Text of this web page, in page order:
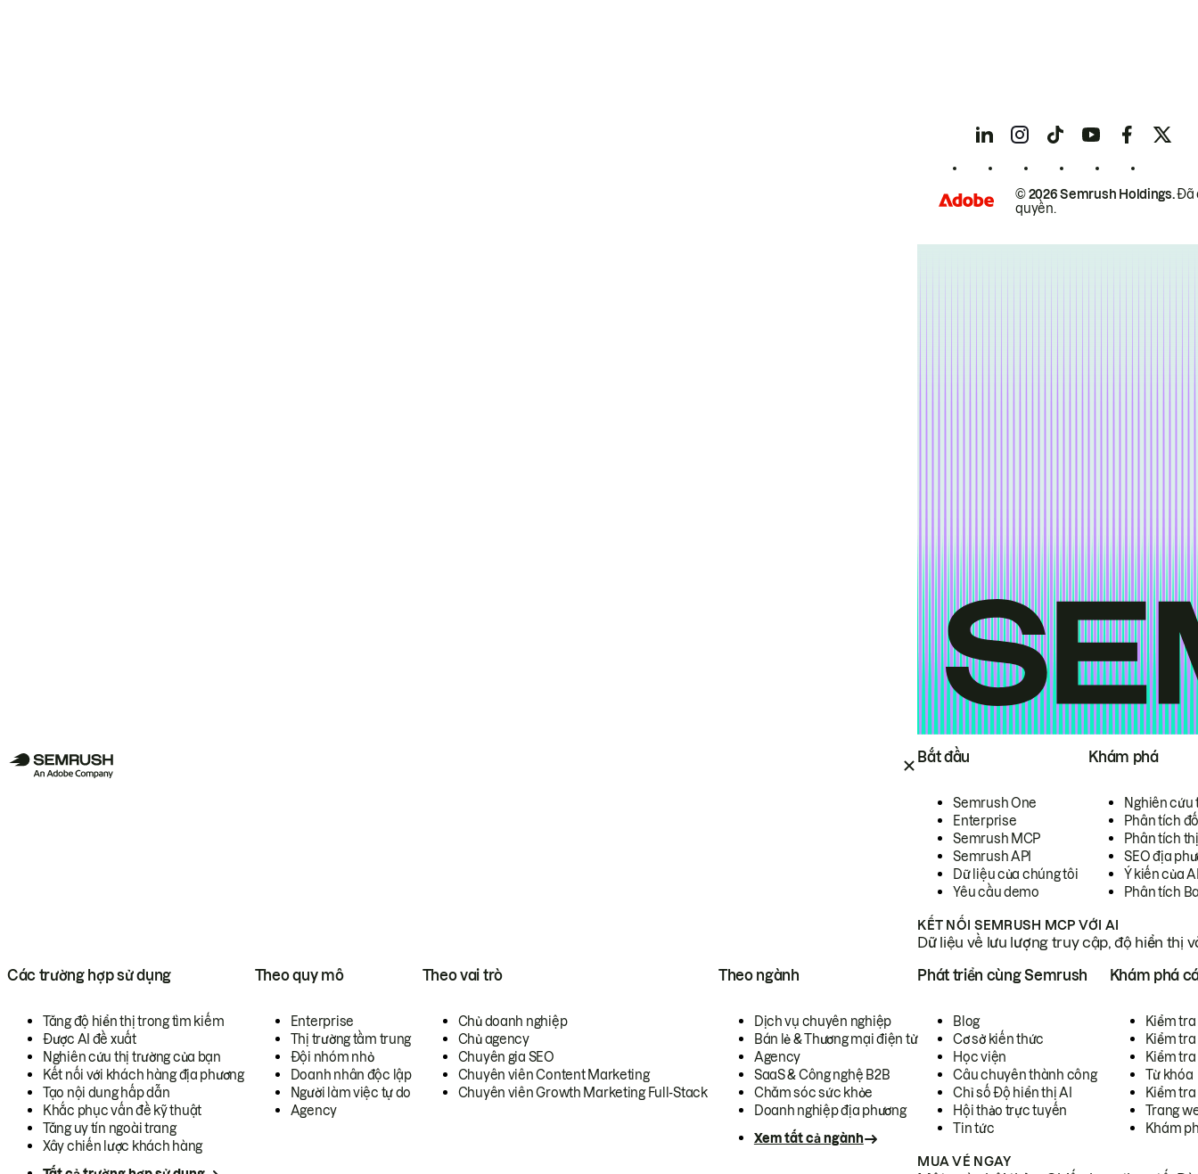
Bắt đầu
Semrush One
Enterprise
Semrush MCP
Semrush API
Dữ liệu của chúng tôi
Yêu cầu demo
Khám phá
Nghiên cứu
Phân tích
Phân tích
SEO địa
Ý kiến của
Phân tích
KẾT NỐI SEMRUSH MCP VỚI AI
Dữ liệu về lưu lượng truy cập, độ hiển thị
Các trường hợp sử dụng
Tăng độ hiển thị trong tìm kiếm
Được AI đề xuất
Nghiên cứu thị trường của bạn
Kết nối với khách hàng địa phương
Tạo nội dung hấp dẫn
Khắc phục vấn đề kỹ thuật
Tăng uy tín ngoài trang
Xây chiến lược khách hàng
Theo quy mô
Enterprise
Thị trường tầm trung
Đội nhóm nhỏ
Doanh nhân độc lập
Người làm việc tự do
Agency
Theo vai trò
Chủ doanh nghiệp
Chủ agency
Chuyên gia SEO
Chuyên viên Content Marketing
Chuyên viên Growth Marketing Full-Stack
Theo ngành
Dịch vụ chuyên nghiệp
Bán lẻ & Thương mại điện tử
Agency
SaaS & Công nghệ B2B
Chăm sóc sức khỏe
Doanh nghiệp địa phương
Xem tất cả ngành
Phát triển cùng Semrush
Blog
Cơ sở kiến thức
Học viện
Câu chuyên thành công
Chỉ số Độ hiển thị AI
Hội thảo trực tuyến
Tin tức
Khám phá
Kiểm
Kiểm tra
Kiểm
Từ khóa
Kiểm
Trang
Khám
MUA VÉ NGAY
© 2026 Semrush Holdings.Đã
quyền.